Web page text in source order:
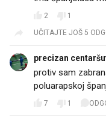
2
1
UČITAJTE JOŠ 5
precizan
protiv sam
poluarapskoj
7 1